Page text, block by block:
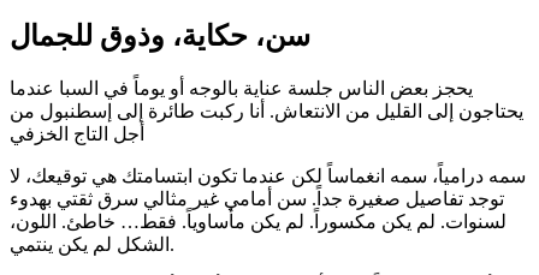
سن، حكاية، وذوق للجمال
يحجز بعض الناس جلسة عناية بالوجه أو يوماً في السبا عندما
يحتاجون إلى القليل من الانتعاش. أنا ركبت طائرة إلى إسطنبول من
أجل التاج الخزفي
سمه درامياً، سمه انغماساً لكن عندما تكون ابتسامتك هي توقيعك، لا
توجد تفاصيل صغيرة جداً. سن أمامي غير مثالي سرق ثقتي بهدوء
لسنوات. لم يكن مكسوراً. لم يكن مأساوياً. فقط… خاطئ. اللون،
الشكل لم يكن ينتمي.